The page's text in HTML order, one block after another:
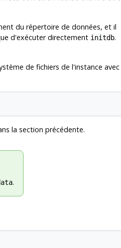
du répertoire de données, et il
d'exécuter directement initdb.
de fichiers de l'instance avec
la section précédente.
.